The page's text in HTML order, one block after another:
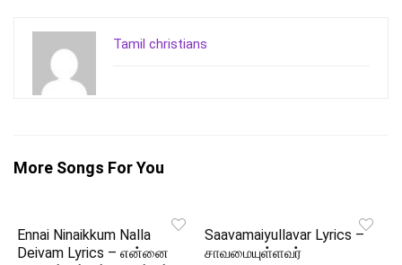
Tamil christians
More Songs For You
Ennai Ninaikkum Nalla
Deivam Lyrics – என்னை
Saavamaiyullavar Lyrics –
சாவமையுள்ளவர்